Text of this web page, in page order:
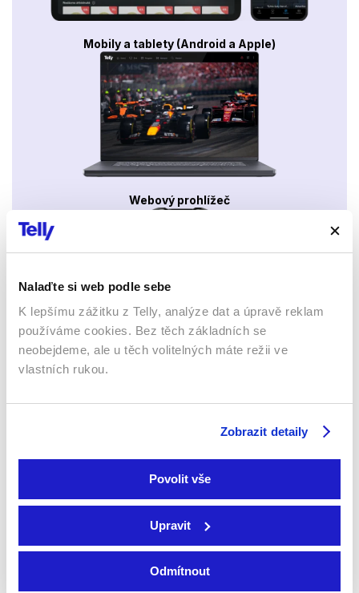
Nalaďte si web podle sebe
K lepšímu zážitku z Telly, analýze dat a úpravě reklam
používáme cookies. Bez těch základních se
neobejdeme, ale u těch volitelných máte režii ve
vlastních rukou.
Zobrazit detaily
Povolit vše
Upravit
Odmítnout
Mobily a tablety (Android a Apple)
Webový prohlížeč
Xbox app
Apple TV aplikace Set-top boxy Arris